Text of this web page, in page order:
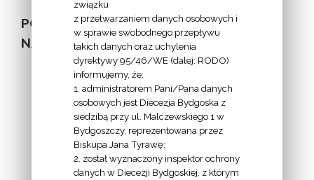
POZOSTAŁE
NA STRONIE
INFORMACJE
Z
EKAI.PL:
związku
z przetwarzaniem danych osobowych i
w sprawie swobodnego przepływu
takich danych oraz uchylenia
dyrektywy 95/46/WE (dalej: RODO)
informujemy, że:
1. administratorem Pani/Pana danych
osobowych jest Diecezja Bydgoska z
siedzibą przy ul. Malczewskiego 1 w
Bydgoszczy, reprezentowana przez
Biskupa Jana Tyrawę;
2. został wyznaczony inspektor ochrony
danych w Diecezji Bydgoskiej, z którym